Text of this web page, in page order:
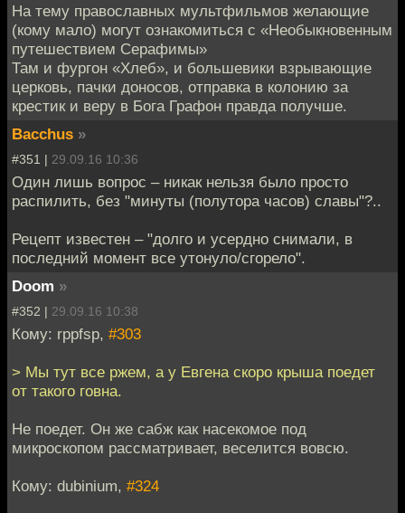
На тему православных мультфильмов желающие
(кому мало) могут ознакомиться с «Необыкновенным
путешествием Серафимы»
Там и фургон «Хлеб», и большевики взрывающие
церковь, пачки доносов, отправка в колонию за
крестик и веру в Бога Графон правда получше.
Bacchus »
#351 | 29.09.16 10:36
Один лишь вопрос – никак нельзя было просто
распилить, без "минуты (полутора часов) славы"?..
Рецепт известен – "долго и усердно снимали, в
последний момент все утонуло/сгорело".
Doom »
#352 | 29.09.16 10:38
Кому: rppfsp, #303
> Мы тут все ржем, а у Евгена скоро крыша поедет
от такого говна.
Не поедет. Он же сабж как насекомое под
микроскопом рассматривает, веселится вовсю.
Кому: dubinium, #324